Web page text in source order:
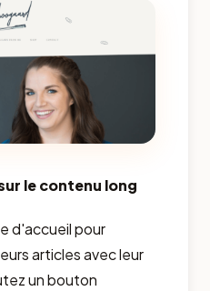
le contenu long
d'accueil pour
articles avec leur
un bouton